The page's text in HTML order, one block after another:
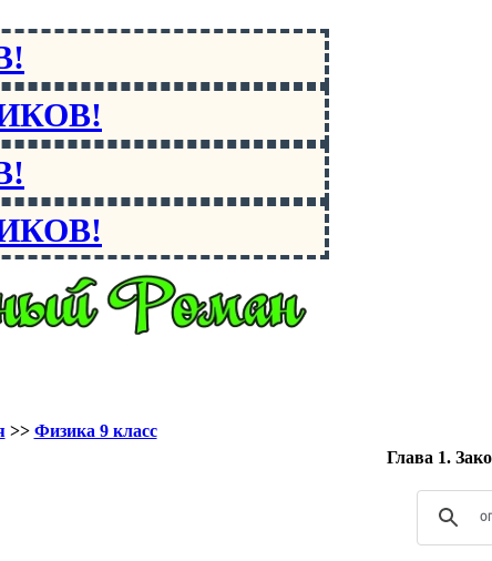
>> Физика 9 класс
Глава 1.